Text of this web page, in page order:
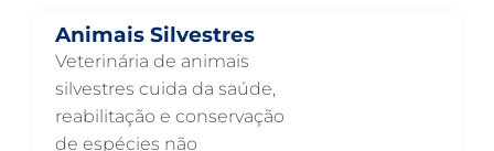
ENDOSCOPIA EM PETS EM GUARULHOS
ENDOCRINOLOGIA VETERINÁRIA EM GUARULHOS
EMERGÊNCIA VETERINÁRIA EM GUARULHOS
Animais Silvestres
Veterinária de animais
silvestres cuida da saúde,
reabilitação e conservação
de espécies não